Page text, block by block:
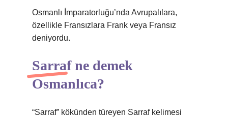
Osmanlı İmparatorluğu’nda Avrupalılara,
özellikle Fransızlara Frank veya Fransız
deniyordu.
Sarraf ne demek
Osmanlıca?
“Sarraf” kökünden türeyen Sarraf kelimesi